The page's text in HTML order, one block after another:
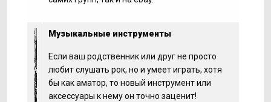
Музыкальные инструменты
Если ваш родственник или друг не просто
любит слушать рок, но и умеет играть, хотя
бы как аматор, то новый инструмент или
аксессуары к нему он точно заценит!